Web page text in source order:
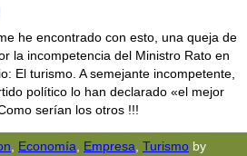
he encontrado con esto, una queja de
la incompetencia del Ministro Rato en
El turismo. A semejante incompetente,
político lo han declarado «el mejor
serían los otros !!!
Economía Empresa Turismo by